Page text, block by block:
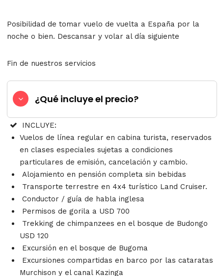
Posibilidad de tomar vuelo de vuelta a España por la
noche o bien. Descansar y volar al día siguiente
Fin de nuestros servicios
¿Qué incluye el precio?
INCLUYE:
Vuelos de línea regular en cabina turista, reservados
en clases especiales sujetas a condiciones
particulares de emisión, cancelación y cambio.
Alojamiento en pensión completa sin bebidas
Transporte terrestre en 4x4 turístico Land Cruiser.
Conductor / guía de habla inglesa
Permisos de gorila a USD 700
Trekking de chimpanzees en el bosque de Budongo
USD 120
Excursión en el bosque de Bugoma
Excursiones compartidas en barco por las cataratas
Murchison y el canal Kazinga